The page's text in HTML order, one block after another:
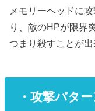
メモリーヘッドに
り、敵のHPが限界
つまり殺すことが出
・攻撃パタ